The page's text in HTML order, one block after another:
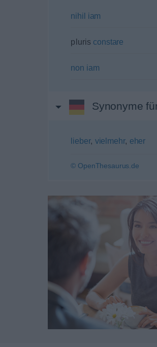
nihil iam
pluris constare
non iam
Synonyme
lieber, vielmehr, eher
© OpenThesaurus.de